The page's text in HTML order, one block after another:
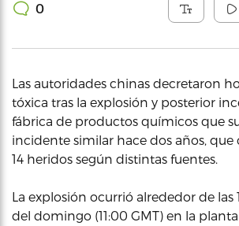
0
Las autoridades chinas decretaron
tóxica tras la explosión y posterior
fábrica de productos químicos que
incidente similar hace dos años, que
14 heridos según distintas fuentes.
La explosión ocurrió alrededor de las
del domingo (11:00 GMT) en la